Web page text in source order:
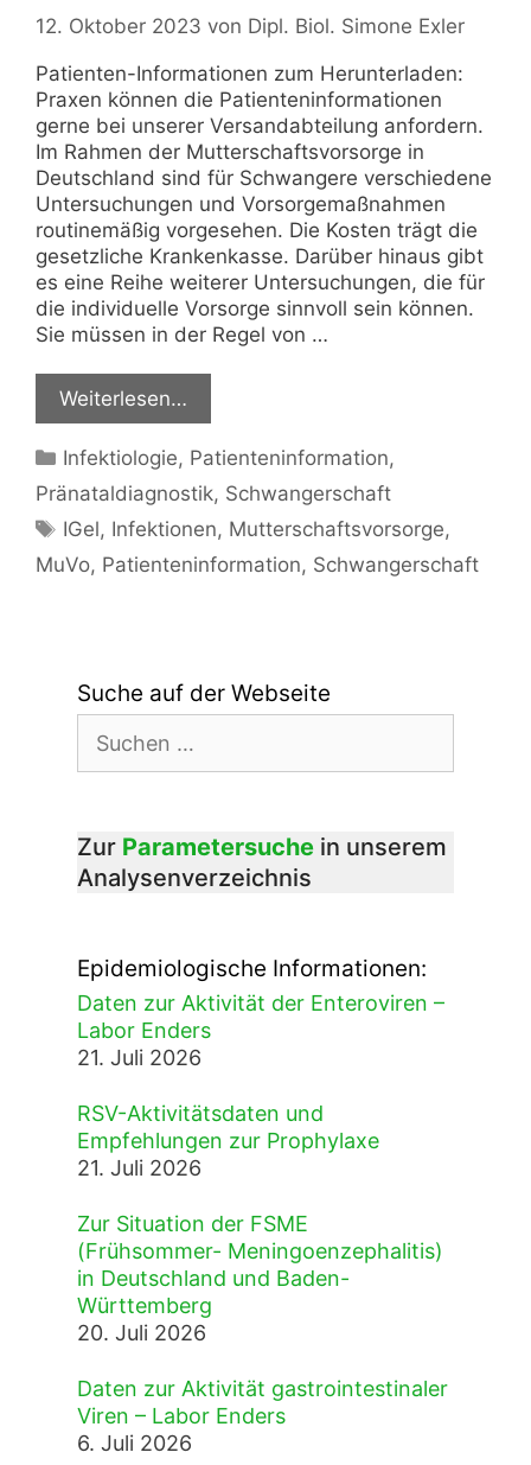
12. Oktober 2023 von Dipl. Biol. Simone Exler
Patienten-Informationen zum Herunterladen:
Praxen können die Patienteninformationen
gerne bei unserer Versandabteilung anfordern.
Im Rahmen der Mutterschaftsvorsorge in
Deutschland sind für Schwangere verschiedene
Untersuchungen und Vorsorgemaßnahmen
routinemäßig vorgesehen. Die Kosten trägt die
gesetzliche Krankenkasse. Darüber hinaus gibt
es eine Reihe weiterer Untersuchungen, die für
die individuelle Vorsorge sinnvoll sein können.
Sie müssen in der Regel von …
Weiterlesen…
Kategorien
Infektiologie, Patienteninformation,
Pränataldiagnostik, Schwangerschaft
Schlagwörter
IGel, Infektionen, Mutterschaftsvorsorge,
MuVo, Patienteninformation, Schwangerschaft
Suche auf der Webseite
nach:
Zur Parametersuche in unserem
Analysenverzeichnis
Epidemiologische Informationen:
Daten zur Aktivität der Enteroviren –
Labor Enders
21. Juli 2026
RSV-Aktivitätsdaten und
Empfehlungen zur Prophylaxe
21. Juli 2026
Zur Situation der FSME
(Frühsommer- Meningoenzephalitis)
in Deutschland und Baden-
Württemberg
20. Juli 2026
Daten zur Aktivität gastrointestinaler
Viren – Labor Enders
6. Juli 2026